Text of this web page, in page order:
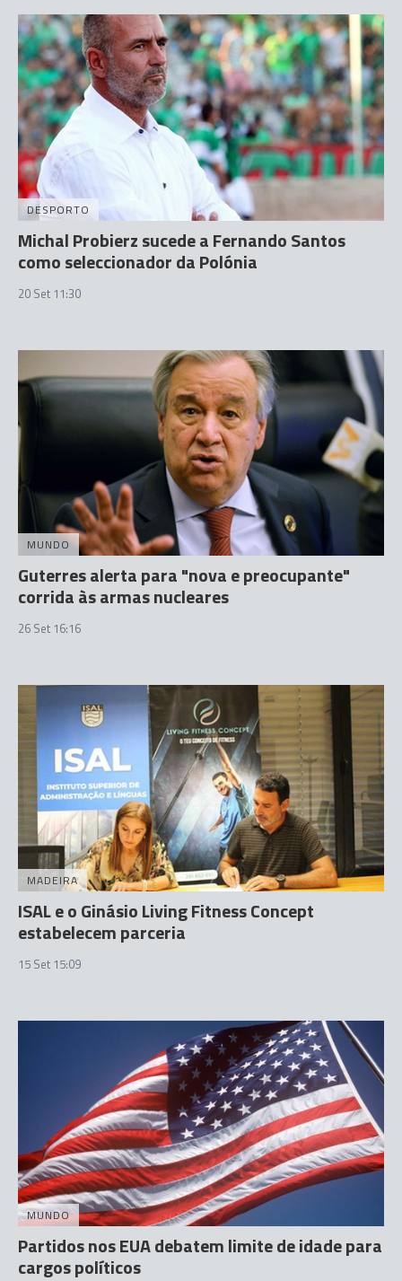
DESPORTO
Michal Probierz sucede a Fernando Santos
como seleccionador da Polónia
20 Set 11:30
MUNDO
Guterres alerta para "nova e preocupante"
corrida às armas nucleares
26 Set 16:16
MADEIRA
ISAL e o Ginásio Living Fitness Concept
estabelecem parceria
15 Set 15:09
MUNDO
Partidos nos EUA debatem limite de idade para
cargos políticos